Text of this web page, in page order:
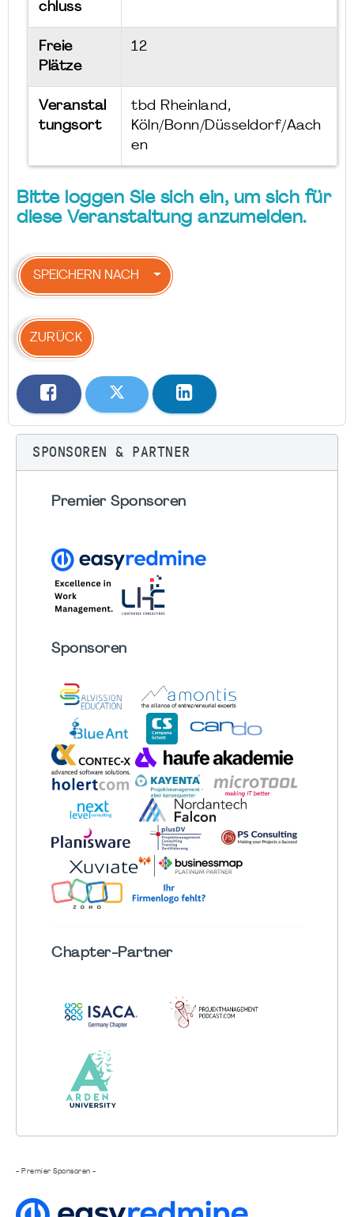
chluss
Freie
Plätze
12
Veranstal
tungsort
tbd Rheinland,
Köln/Bonn/Düsseldorf/Aach
en
Bitte loggen Sie sich ein, um sich für
diese Veranstaltung anzumelden.
SPEICHERN NACH
ZURÜCK
SPONSOREN & PARTNER
Premier Sponsoren
Sponsoren
Chapter-Partner
- Premier Sponsoren -